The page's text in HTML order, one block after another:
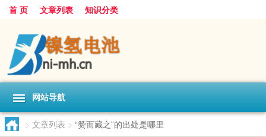
首 页 文章列表 知识分类
网站导航
> 文章列表 > “赞而藏之”的出处是哪里